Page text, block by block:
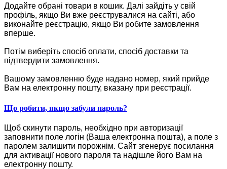
Додайте обрані товари в кошик. Далі зайдіть у свій
профіль, якщо Ви вже реєструвалися на сайті, або
виконайте реєстрацію, якщо Ви робите замовлення
вперше.
Потім виберіть спосіб оплати, спосіб доставки та
підтвердити замовлення.
Вашому замовленню буде надано номер, який прийде
Вам на електронну пошту, вказану при реєстрації.
Що робити, якщо забули пароль?
Щоб скинути пароль, необхідно при авторизації
заповнити поле логін (Ваша електронна пошта), а поле з
паролем залишити порожнім. Сайт згенерує посилання
для активації нового пароля та надішле його Вам на
електронну пошту.